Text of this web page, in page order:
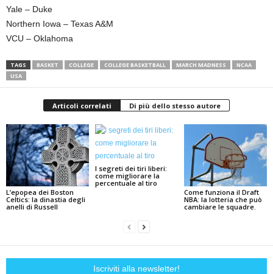
Yale – Duke
Northern Iowa – Texas A&M
VCU – Oklahoma
TAGS BASKET COLLEGE COLLEGE BASKETBALL MARCH MADNESS
NCAA
USA
Articoli correlati Di più dello stesso autore
L’epopea dei Boston
Celtics: la dinastia degli
anelli di Russell
I segreti dei tiri liberi:
come migliorare la
percentuale al tiro
Come funziona il Draft
NBA: la lotteria che può
cambiare le squadre.
Iscriviti alla newsletter!